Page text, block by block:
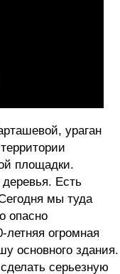
ураган
площадки.
Есть
мы туда
опасно
огромная
основного здания.
серьезную